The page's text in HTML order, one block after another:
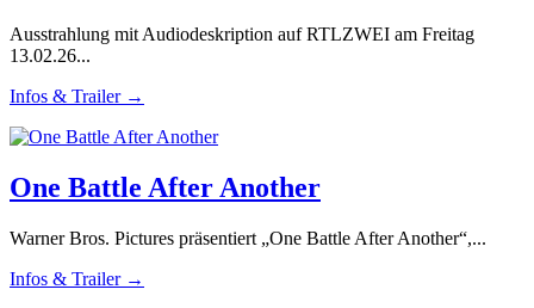
Ausstrahlung mit Audiodeskription auf RTLZWEI am Freitag
13.02.26...
Infos & Trailer →
One Battle After Another
Warner Bros. Pictures präsentiert „One Battle After Another“,...
Infos & Trailer →